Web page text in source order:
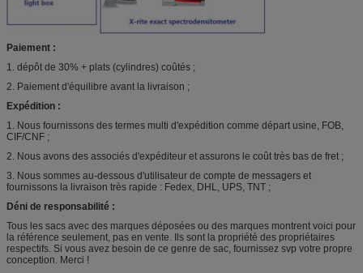
Paiement :
1. dépôt de 30% + plats (cylindres) coûtés ;
2. Paiement d'équilibre avant la livraison ;
Expédition :
1. Nous fournissons des termes multi d'expédition comme départ usine, FOB,
CIF/CNF ;
2. Nous avons des associés d'expéditeur et assurons le coût très bas de fret ;
3. Nous sommes au-dessous d'utilisateur de compte de messagers et
fournissons la livraison très rapide : Fedex, DHL, UPS, TNT ;
Déni de responsabilité :
Tous les sacs avec des marques déposées ou des marques montrent voici pour
la référence seulement, pas en vente. Ils sont la propriété des propriétaires
respectifs. Si vous avez besoin de ce genre de sac, fournissez svp votre propre
conception. Merci !